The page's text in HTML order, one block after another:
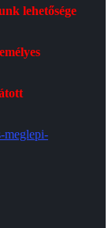
lehetősége
meglepi-